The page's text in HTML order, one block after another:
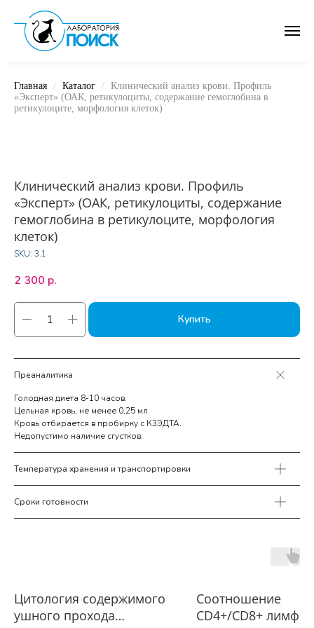
Главная Каталог
Клинический анализ крови. Профиль
«Эксперт» (ОАК, ретикулоциты, содержание гемоглобина в
ретикулоците, морфология клеток)
Клинический анализ крови. Профиль
«Эксперт» (ОАК, ретикулоциты, содержание
гемоглобина в ретикулоците, морфология
клеток)
SKU: 3.1
2 300 р.
Купить
Преаналитика
Голодная диета 8-10 часов.
Цельная кровь, не менее 0,25 мл.
Кровь отбирается в пробирку с К3ЭДТА.
Недопустимо наличие сгустков.
Температура хранения и транспортировки
Сроки готовности
Цитология содержимого
ушного прохода
Соотношение
CD4+/CD8+